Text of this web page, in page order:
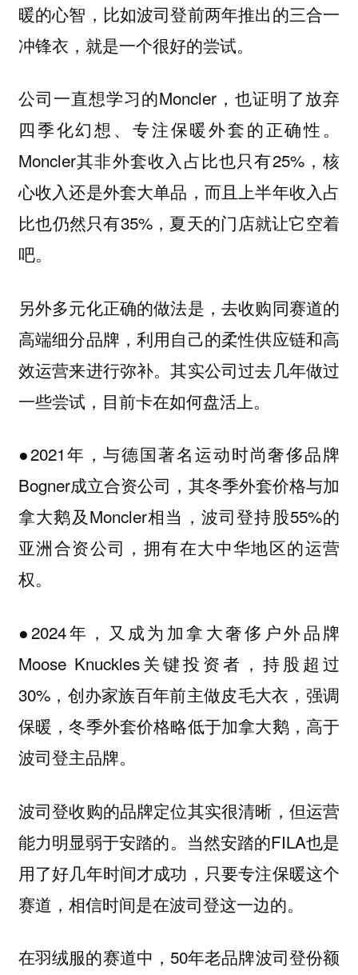
暖的心智，比如波司登前两年推出的三合一
冲锋衣，就是一个很好的尝试。
公司一直想学习的Moncler，也证明了放弃
四季化幻想、专注保暖外套的正确性。
Moncler其非外套收入占比也只有25%，核
心收入还是外套大单品，而且上半年收入占
比也仍然只有35%，夏天的门店就让它空着
吧。
另外多元化正确的做法是，去收购同赛道的
高端细分品牌，利用自己的柔性供应链和高
效运营来进行弥补。其实公司过去几年做过
一些尝试，目前卡在如何盘活上。
●2021年，与德国著名运动时尚奢侈品牌
Bogner成立合资公司，其冬季外套价格与加
拿大鹅及Moncler相当，波司登持股55%的
亚洲合资公司，拥有在大中华地区的运营
权。
●2024年，又成为加拿大奢侈户外品牌
Moose Knuckles关键投资者，持股超过
30%，创办家族百年前主做皮毛大衣，强调
保暖，冬季外套价格略低于加拿大鹅，高于
波司登主品牌。
波司登收购的品牌定位其实很清晰，但运营
能力明显弱于安踏的。当然安踏的FILA也是
用了好几年时间才成功，只要专注保暖这个
赛道，相信时间是在波司登这一边的。
在羽绒服的赛道中，50年老品牌波司登份额